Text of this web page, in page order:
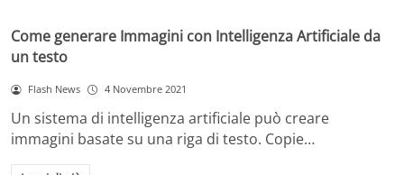
Come generare Immagini con Intelligenza Artificiale da
un testo
Flash News 4 Novembre 2021
Un sistema di intelligenza artificiale può creare
immagini basate su una riga di testo. Copie…